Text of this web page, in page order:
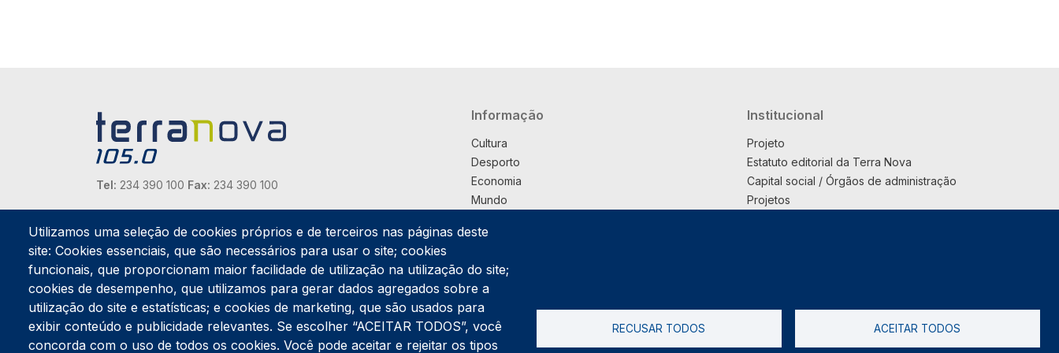
Tel: 234 390 100 Fax: 234 390 100
Endereço Postal
Apartado 42
Rua Gil Eanes 31
3834-908 Gafanha da Nazaré
Estúdios
Rua Prior Guerra
Edifício do Centro Cultural da Gafanha da Nazaré
3830-556 Gafanha da Nazaré
Navegação principal
Informação
Cultura
Desporto
Economia
Mundo
País
Praça
Pub
Saúde
Sociedade
Institucional
Projeto
Estatuto editorial da Terra Nova
Capital social / Órgãos de administração
Projetos
Utilizamos uma seleção de cookies próprios e de terceiros nas páginas deste
site: Cookies essenciais, que são necessários para usar o site; cookies
funcionais, que proporcionam maior facilidade de utilização na utilização do site;
cookies de desempenho, que utilizamos para gerar dados agregados sobre a
utilização do site e estatísticas; e cookies de marketing, que são usados para
exibir conteúdo e publicidade relevantes. Se escolher “ACEITAR TODOS”, você
concorda com o uso de todos os cookies. Você pode aceitar e rejeitar os tipos
RECUSAR TODOS ACEITAR TODOS